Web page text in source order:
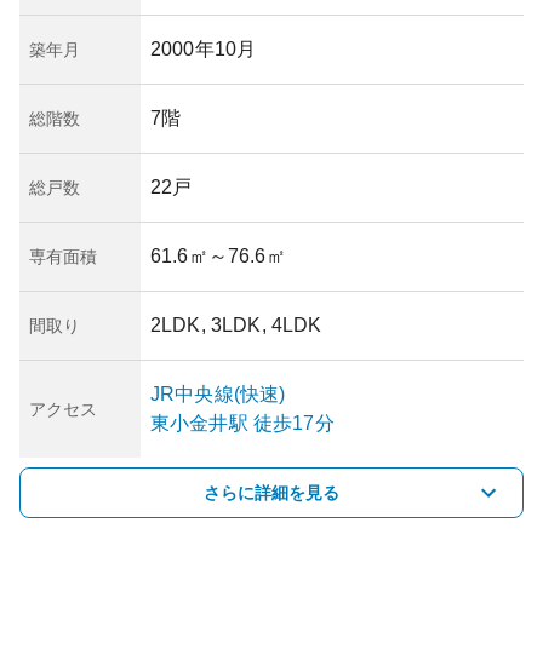
築年月 2000年10月
総階数 7階
総戸数 22戸
専有面積 61.6㎡ ～76.6㎡
間取り 2LDK, 3LDK, 4LDK
アクセス
JR中央線(快速)
東小金井駅 徒歩17分
さらに詳細を見る